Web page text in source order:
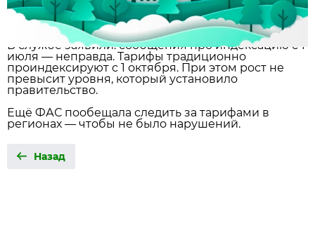
В службе заявили: сообщения про индексацию с 1
июля — неправда. Тарифы традиционно
проиндексируют с 1 октября. При этом рост не
превысит уровня, который установило
правительство.
Ещё ФАС пообещала следить за тарифами в
регионах — чтобы не было нарушений.
Назад